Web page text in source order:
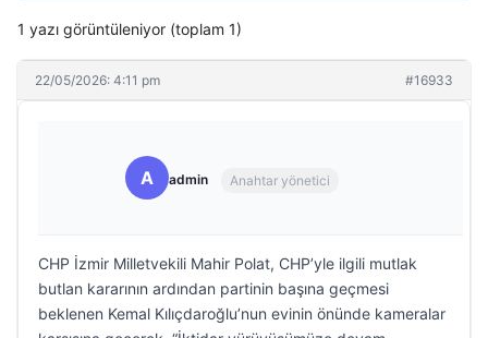
1 yazı görüntüleniyor (toplam 1)
22/05/2026: 4:11 pm #16933
A admin Anahtar yönetici
CHP İzmir Milletvekili Mahir Polat, CHP’yle ilgili mutlak
butlan kararının ardından partinin başına geçmesi
beklenen Kemal Kılıçdaroğlu’nun evinin önünde kameralar